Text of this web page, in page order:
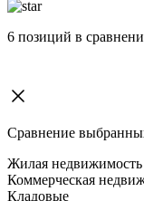
6 позиций в
Сравнение
Жилая недвижимость
Коммерческая
Кладовые